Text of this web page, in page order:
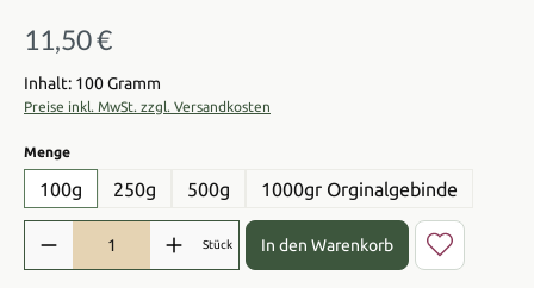
Regulärer Preis:
11,50 €
Inhalt: 100 Gramm
Preise inkl. MwSt. zzgl. Versandkosten
Mengeauswählen
100g 250g 500g 1000gr Orginalgebinde
Produkt Anzahl: Gib den gewünschten Wert ein oder benutze die
Stück In den Warenkorb